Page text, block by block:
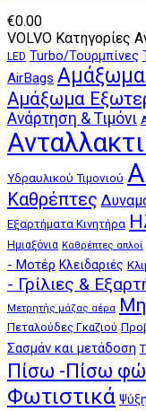
€0.00
VOLVO Κατηγορίες
LED Turbo/Τουρμπίνες
AirBags Αμάξωμα
Αμάξωμα
Ανάρτηση & Τιμόνι
Υδραυλικού Τιμονιού
Καθρέπτες
Εξαρτήματα Κινητήρα
Ημιαξόνια Καθρέπτες απλοί
- Μοτέρ Κλειδαριές
- Γρίλιες &
Μετρητής μάζας αέρα
Πεταλούδες Γκαζιού
Σασμάν και μετάδοση
Πίσω -Πίσω
Φωτιστικά